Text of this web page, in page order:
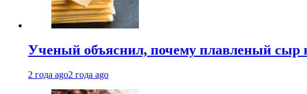
Ученый объяснил, почему плавленый сыр
2 года ago2 года ago